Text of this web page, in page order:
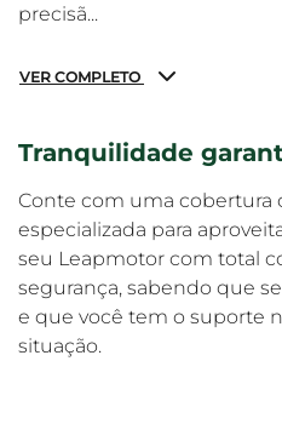
precisã...
VER COMPLETO
Tranquilidade
Conte com uma cobertura
especializada para
seu Leapmotor com total
segurança, sabendo que
e que você tem o suporte
situação.